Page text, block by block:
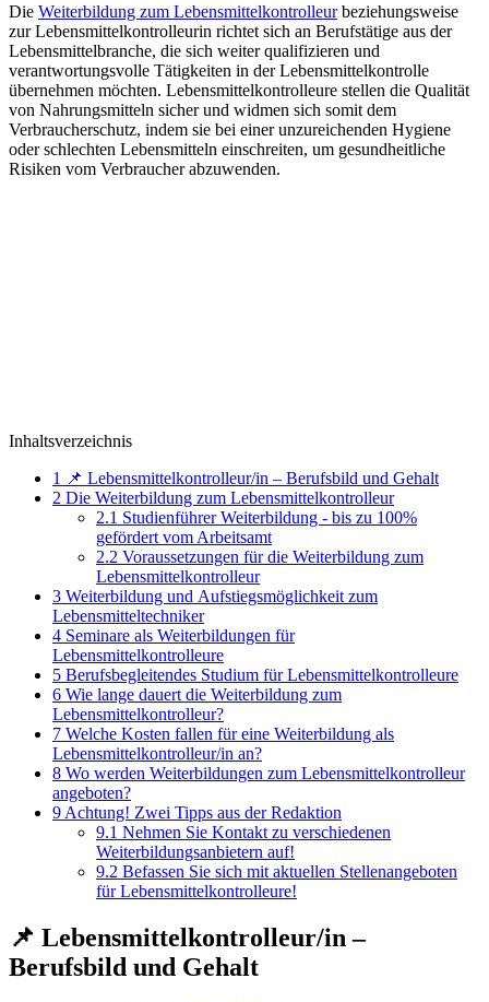
Die Weiterbildung zum Lebensmittelkontrolleurbeziehungsweise
zur Lebensmittelkontrolleurin richtet sich an Berufstätige aus der
Lebensmittelbranche, die sich weiter qualifizieren und
verantwortungsvolle Tätigkeiten in der Lebensmittelkontrolle
übernehmen möchten. Lebensmittelkontrolleure stellen die Qualität
von Nahrungsmitteln sicher und widmen sich somit dem
Verbraucherschutz, indem sie bei einer unzureichenden Hygiene
oder schlechten Lebensmitteln einschreiten, um gesundheitliche
Risiken vom Verbraucher abzuwenden.
Inhaltsverzeichnis
1
📌 Lebensmittelkontrolleur/in – Berufsbild und Gehalt
2 Die Weiterbildung zum Lebensmittelkontrolleur
2.1 Studienführer Weiterbildung - bis zu 100%
gefördert vom Arbeitsamt
2.2 Voraussetzungen für die Weiterbildung zum
Lebensmittelkontrolleur
3 Weiterbildung und Aufstiegsmöglichkeit zum
Lebensmitteltechniker
4 Seminare als Weiterbildungen für
Lebensmittelkontrolleure
5 Berufsbegleitendes Studium für Lebensmittelkontrolleure
6 Wie lange dauert die Weiterbildung zum
Lebensmittelkontrolleur?
7 Welche Kosten fallen für eine Weiterbildung als
Lebensmittelkontrolleur/in an?
8 Wo werden Weiterbildungen zum Lebensmittelkontrolleur
angeboten?
9 Achtung! Zwei Tipps aus der Redaktion
9.1 Nehmen Sie Kontakt zu verschiedenen
Weiterbildungsanbietern auf!
9.2 Befassen Sie sich mit aktuellen Stellenangeboten
für Lebensmittelkontrolleure!
📌 Lebensmittelkontrolleur/in –
Berufsbild und Gehalt